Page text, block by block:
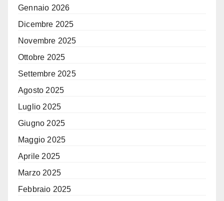
Gennaio 2026
Dicembre 2025
Novembre 2025
Ottobre 2025
Settembre 2025
Agosto 2025
Luglio 2025
Giugno 2025
Maggio 2025
Aprile 2025
Marzo 2025
Febbraio 2025